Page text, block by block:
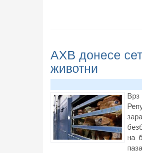
АХВ донесе
животни
Врз
на